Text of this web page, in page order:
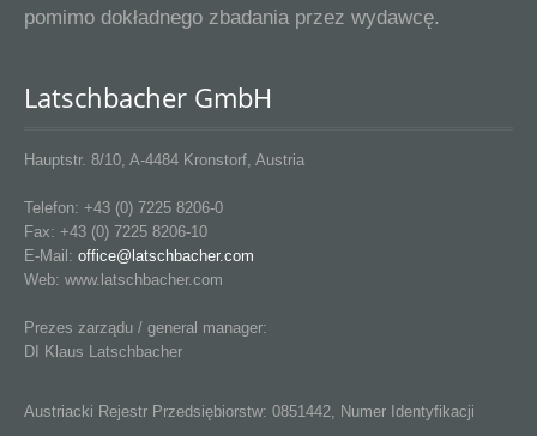
pomimo dokładnego zbadania przez wydawcę.
Latschbacher GmbH
Hauptstr. 8/10, A-4484 Kronstorf, Austria
Telefon: +43 (0) 7225 8206-0
Fax: +43 (0) 7225 8206-10
E-Mail: office@latschbacher.com
Web: www.latschbacher.com
Prezes zarządu / general manager:
DI Klaus Latschbacher
Austriacki Rejestr Przedsiębiorstw: 0851442, Numer Identyfikacji